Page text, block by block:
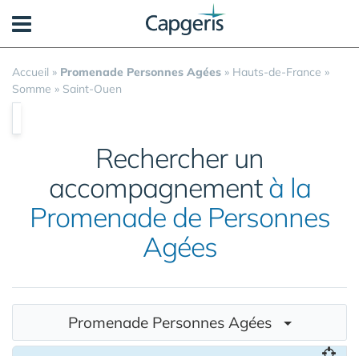
Accueil » Promenade Personnes Agées » Hauts-de-France »
Somme » Saint-Ouen
Rechercher un
accompagnementà la
Promenade de Personnes
Agées
Promenade Personnes Agées